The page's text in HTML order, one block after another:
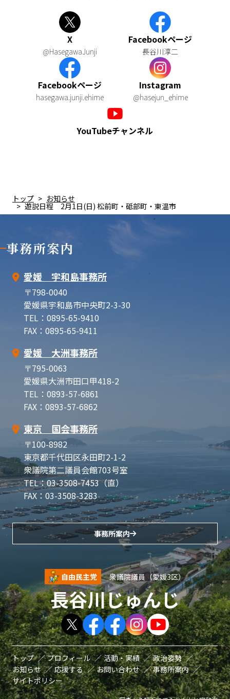
X
@HasegawaJunji
Facebookページ
長谷川淳二
Facebookページ
hasegawa.junji.ehime
Instagram
@hasejun_ehime
YouTubeチャンネル
トップ お知らせ
遊説日程 2月1日(日) 松前町・砥部町・東温市
事務所案内
愛媛 宇和島事務所
〒798-0040
愛媛県宇和島市中央町2-3-30
TEL：0895-65-9410
FAX：0895-65-9411
愛媛 大洲事務所
〒795-0063
愛媛県大洲市田口甲418-2
TEL：0893-57-6861
FAX：0893-57-6862
東京 国会事務所
〒100-8982
東京都千代田区永田町2-1-2
衆議院第二議員会館703号室
TEL：03-3508-7453（直）
FAX：03-3508-3283
事務所案内
自由民主党 衆議院議員（愛媛3区）
長谷川じゅんじ
トップ プロフィール 活動・実績
政治姿勢
お知らせ
応援する お問い合わせ
事務所案内
サイトポリシー